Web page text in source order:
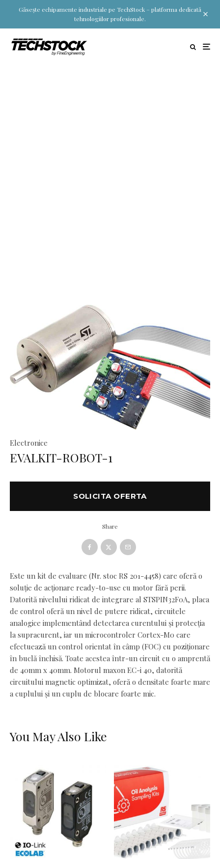
Găsește echipamente industriale pe TechStock – platforma dedicată
tehnologiilor profesionale.
Electronice
EVALKIT-ROBOT-1
Este un kit de evaluare (Nr. stoc RS 201-4458) care oferă o
soluție de acționare ready-to-use cu motor fără perii.
Datorită nivelului ridicat de integrare al STSPIN32F0A, placa
de control oferă un nivel de putere ridicat, circuitele
analogice implementând detectarea curentului și protecția
la supracurent, iar un microcontroler Cortex-M0 care
efectuează un control orientat în câmp (FOC) cu poziționare
în buclă închisă. Toate acestea într-un circuit cu o amprentă
de 40mm x 40mm. Motorul maxon EC-i 40, datorită
circuitului magnetic optimizat, oferă o densitate foarte mare
a cuplului și un cuplu de blocare foarte mic.
SOLICITA OFERTA
Share
You May Also Like